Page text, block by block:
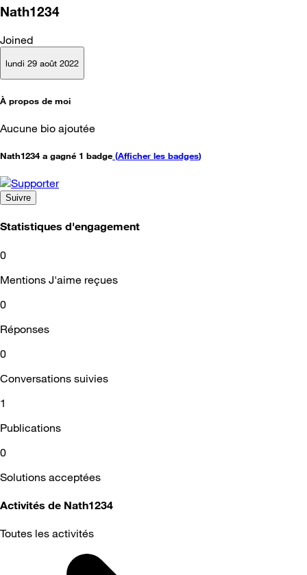
Nath1234
Joined
lundi 29 août 2022
À propos de moi
Aucune bio ajoutée
Nath1234 a gagné 1 badge (Afficher les badges)
Suivre
Statistiques d'engagement
0
Mentions J'aime reçues
0
Réponses
0
Conversations suivies
1
Publications
0
Solutions acceptées
Activités de Nath1234
Toutes les activités